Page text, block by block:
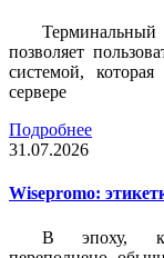
позволяет
системой,
сервере
Подробнее
31.07.2026
Wisepromo:
В эпоху,